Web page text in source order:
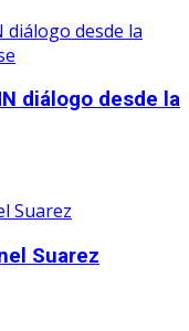
diálogo desde la
Suarez